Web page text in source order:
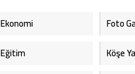
Ekonomi Foto
Eğitim
Köşe